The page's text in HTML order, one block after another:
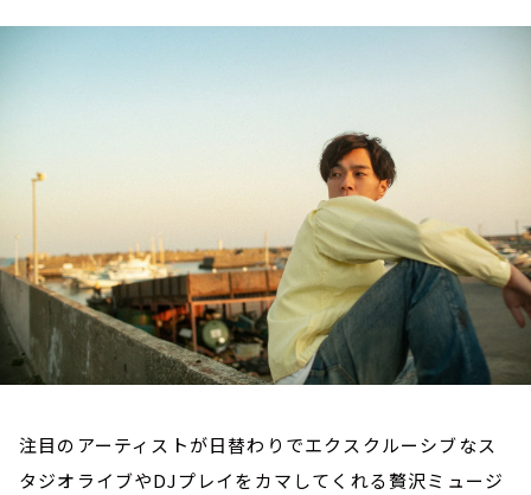
注目のアーティストが日替わりでエクスクルーシブなス
タジオライブやDJプレイをカマしてくれる贅沢ミュージ